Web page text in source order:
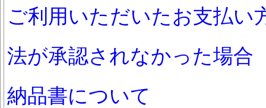
ご利用いただいたお支払い
法が承認されなかった場合
納品書について